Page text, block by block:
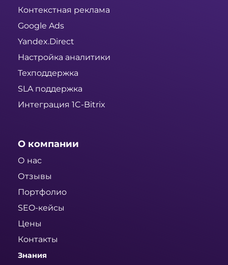
Контекстная реклама
Google Ads
Yandex.Direct
Настройка аналитики
Техподдержка
SLA поддержка
Интеграция 1C-Bitrix
О компании
О нас
Отзывы
Портфолио
SEO-кейсы
Цены
Контакты
Знания